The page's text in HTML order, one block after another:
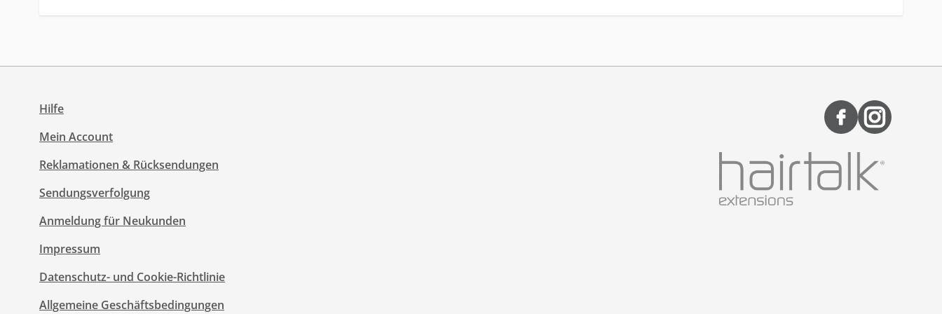
Hilfe
Mein Account
Reklamationen & Rücksendungen
Sendungsverfolgung
Anmeldung für Neukunden
Impressum
Datenschutz- und Cookie-Richtlinie
Allgemeine Geschäftsbedingungen